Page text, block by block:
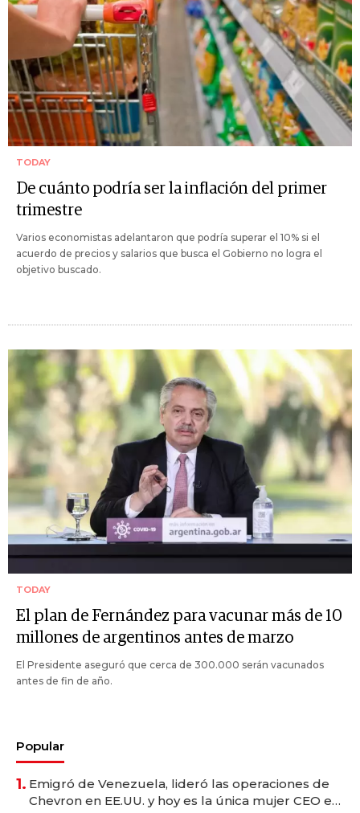
TODAY
De cuánto podría ser la inflación del primer
trimestre
Varios economistas adelantaron que podría superar el 10% si el
acuerdo de precios y salarios que busca el Gobierno no logra el
objetivo buscado.
TODAY
El plan de Fernández para vacunar más de 10
millones de argentinos antes de marzo
El Presidente aseguró que cerca de 300.000 serán vacunados
antes de fin de año.
Popular
1. Emigró de Venezuela, lideró las operaciones de
Chevron en EE.UU. y hoy es la única mujer CEO en